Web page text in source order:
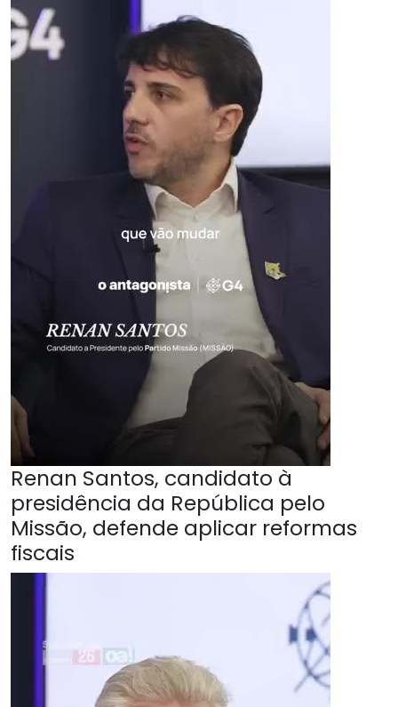
Renan Santos, candidato à
presidência da República pelo
Missão, defende aplicar reformas
fiscais